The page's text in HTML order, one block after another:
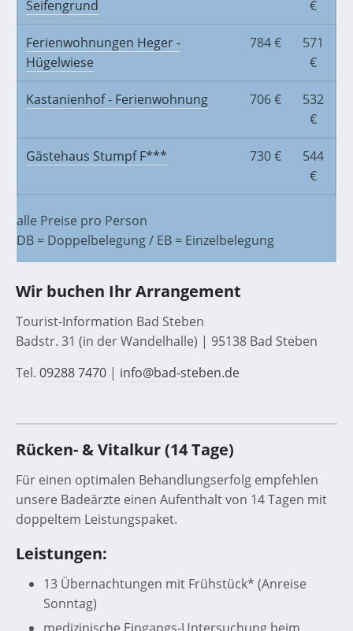
Seifengrund €
Ferienwohnungen Heger -
Hügelwiese
784 €
571
€
Kastanienhof - Ferienwohnung 706 €
532
€
Gästehaus Stumpf F*** 730 €
544
€
alle Preise pro Person
DB = Doppelbelegung / EB = Einzelbelegung
Wir buchen Ihr Arrangement
Tourist-Information Bad Steben
Badstr. 31 (in der Wandelhalle) | 95138 Bad Steben
Tel. 09288 7470 | info@bad-steben.de
Rücken- & Vitalkur (14 Tage)
Für einen optimalen Behandlungserfolg empfehlen
unsere Badeärzte einen Aufenthalt von 14 Tagen mit
doppeltem Leistungspaket.
Leistungen:
13 Übernachtungen mit Frühstück* (Anreise
Sonntag)